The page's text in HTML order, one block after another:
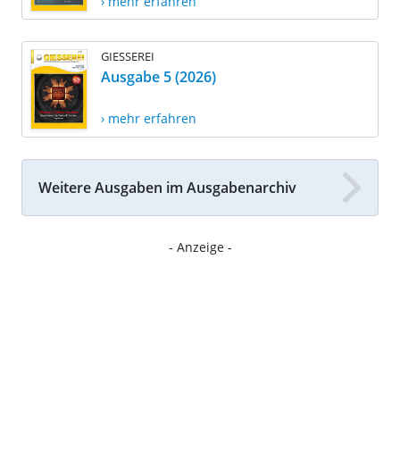
GIESSEREI
Ausgabe 5 (2026)
› mehr erfahren
Weitere Ausgaben im Ausgabenarchiv
- Anzeige -